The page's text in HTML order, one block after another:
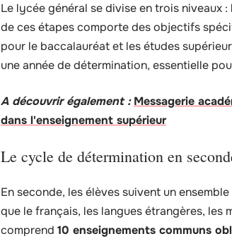
Le lycée général se divise en trois niveaux
de ces étapes comporte des objectifs
pour le baccalauréat et les études
une année de détermination, essentielle
A découvrir également : Messagerie
dans l'enseignement supérieur
Le cycle de détermination en
En seconde, les élèves suivent un
que le français, les langues étrangères, les
comprend 10 enseignements communs